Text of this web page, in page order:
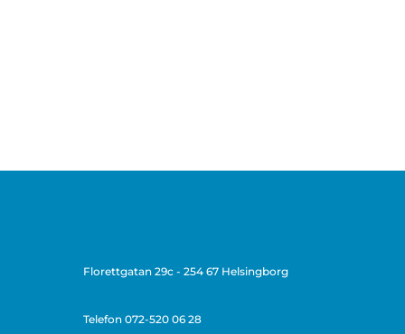
Florettgatan 29c - 254 67 Helsingborg
Telefon 072-520 06 28